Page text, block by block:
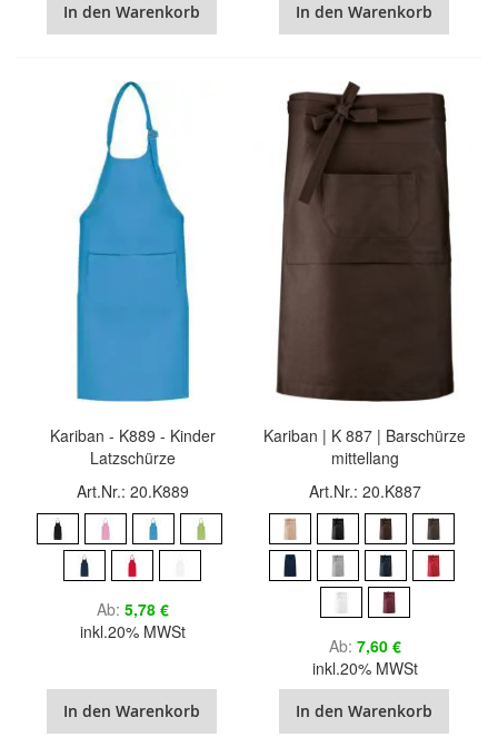
In den Warenkorb In den Warenkorb
Kariban - K889 - Kinder
Latzschürze
Art.Nr.: 20.K889
Ab 5,78 €
inkl.20% MWSt
In den Warenkorb
Kariban | K 887 | Barschürze
mittellang
Art.Nr.: 20.K887
Ab 7,60 €
inkl.20% MWSt
In den Warenkorb